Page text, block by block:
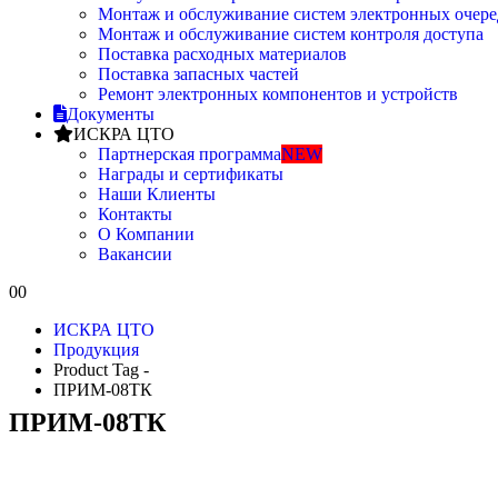
Монтаж и обслуживание систем электронных
Монтаж и обслуживание систем контроля доступа
Поставка расходных материалов
Поставка запасных частей
Ремонт электронных компонентов и устройств
Документы
ИСКРА ЦТО
Партнерская программаNEW
Награды и сертификаты
Наши Клиенты
Контакты
О Компании
Вакансии
00
ИСКРА ЦТО
Продукция
Product Tag -
ПРИМ-08ТК
ПРИМ-08ТК